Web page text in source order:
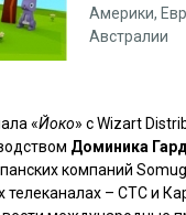
Америки,
Австралии
«Йоко» с Wizart
Доминика
компаний
телеканалах – СТС и